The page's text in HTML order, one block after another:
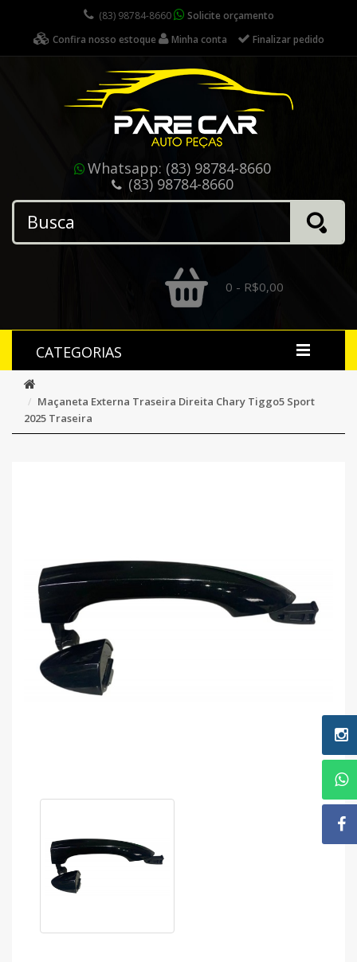
(83) 98784-8660
Solicite orçamento
Confira nosso estoque
Minha conta Finalizar pedido
Whatsapp: (83) 98784-8660
(83) 98784-8660
0 - R$0,00
CATEGORIAS
Maçaneta Externa Traseira Direita Chary Tiggo5 Sport
2025 Traseira